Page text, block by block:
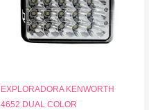
EXPLORADORA KENWORTH
4652 DUAL COLOR